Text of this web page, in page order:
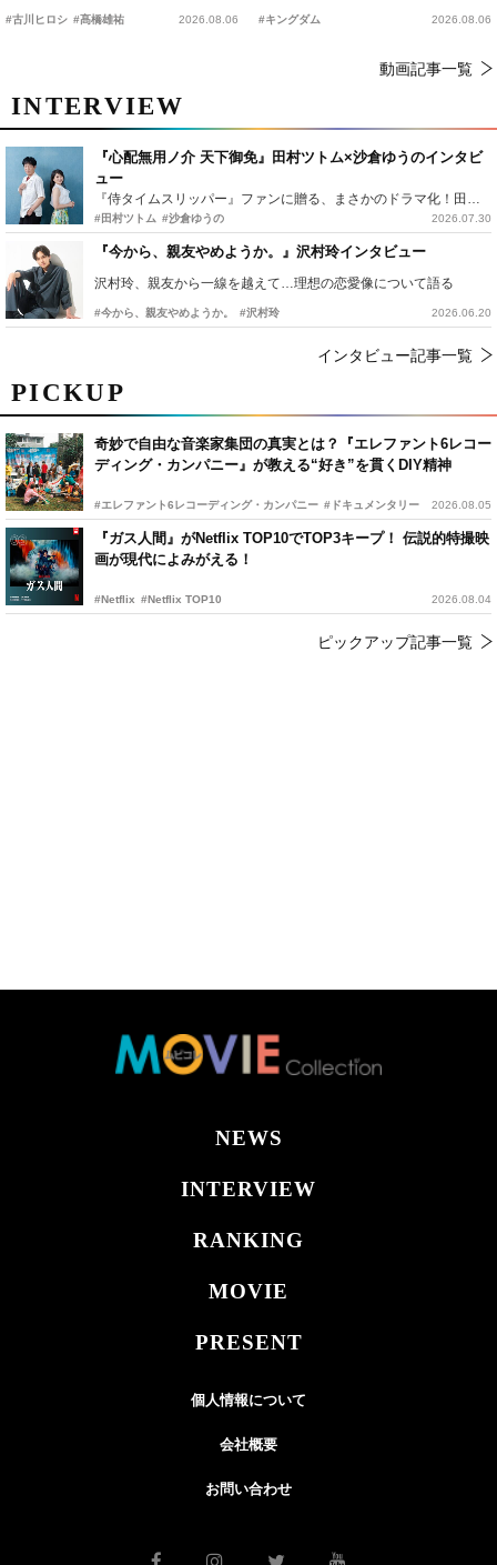
PICKUP
奇妙で自由な音楽家集団の真実とは？『エレファント6レコー
ディング・カンパニー』が教える“好き”を貫くDIY精神
#エレファント6レコーディング・カンパニー #ドキュメンタリー 2026.08.05
『ガス人間』がNetflix TOP10でTOP3キープ！ 伝説的特撮映
画が現代によみがえる！
#Netflix #Netflix TOP10 2026.08.04
ピックアップ記事一覧
時上映決定
#古川ヒロシ #髙橋雄祐 2026.08.06
の“キングダムキャンプ”開催
#キングダム 2026.08.06
動画記事一覧
INTERVIEW
『心配無用ノ介 天下御免』田村ツトム×沙倉ゆうのインタビ
ュー
『侍タイムスリッパー』ファンに贈る、まさかのドラマ化！田村ツトム×沙倉ゆうのが語る『心配無用ノ介』撮影秘話
#田村ツトム #沙倉ゆうの 2026.07.30
『今から、親友やめようか。』沢村玲インタビュー
沢村玲、親友から一線を越えて…理想の恋愛像について語る
#今から、親友やめようか。 #沢村玲 2026.06.20
インタビュー記事一覧
NEWS
INTERVIEW
RANKING
MOVIE
PRESENT
個人情報について
会社概要
お問い合わせ